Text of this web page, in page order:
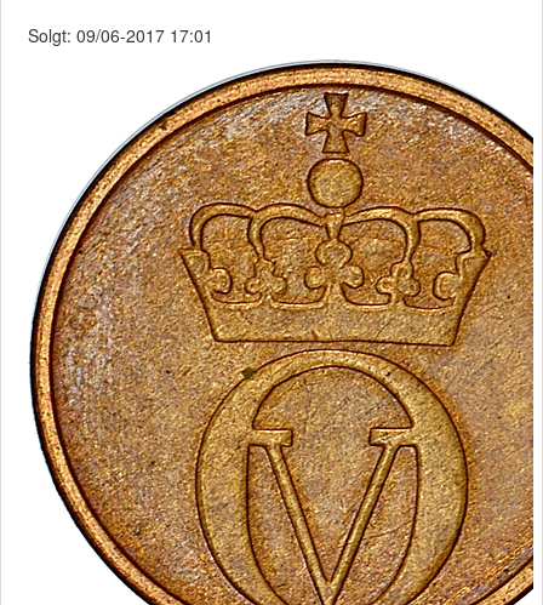
Solgt: 09/06-2017 17:01